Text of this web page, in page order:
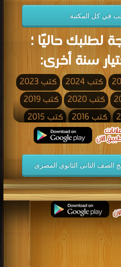
في كل المكتبة
لطلبك حاليًا ؛
سنة أخرى:
كتب 2024
كتب 2023
كتب 2020
كتب 2019
كتب 2016
كتب 2015
كتب 2012
كتب 2011
كتب 2008
كتب 2007
كتب 2004
كتب 2003
كتب 2000
كتب 1999
كتب 1996
كتب 1995
كتب 1992
كتب 1991
كتب 1988
كتب 1987
الصف الثانى الثانوى المصرى